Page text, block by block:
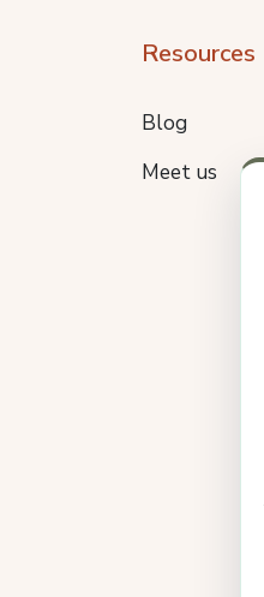
Resources
Blog
Meet us